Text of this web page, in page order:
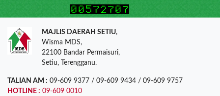
MAJLIS DAERAH SETIU,
Wisma MDS,
22100 Bandar Permaisuri,
Setiu, Terengganu.
TALIAN AM : 09-609 9377 / 09-609 9434 / 09-609 9757
HOTLINE : 09-609 0010